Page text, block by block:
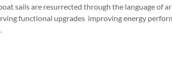
sails are resurrected through the language of
functional upgrades improving energy